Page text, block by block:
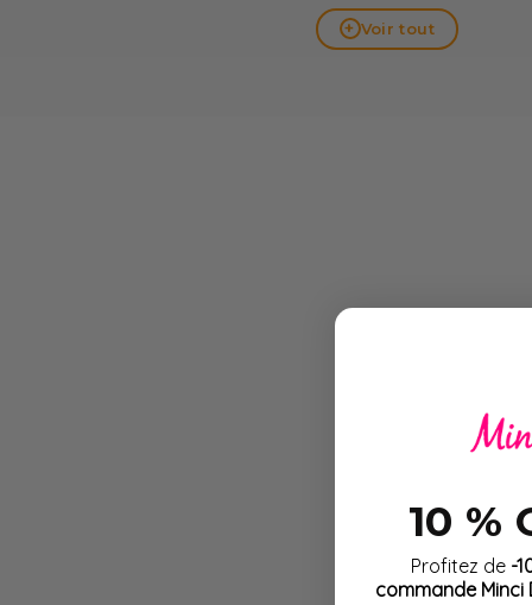
sensation de chaleur
asiatique avec nouilles
Vous allez aimer ce lot
Faire attention à son
+ Voir tout
%
10 %
Profitez de -
commande Minci